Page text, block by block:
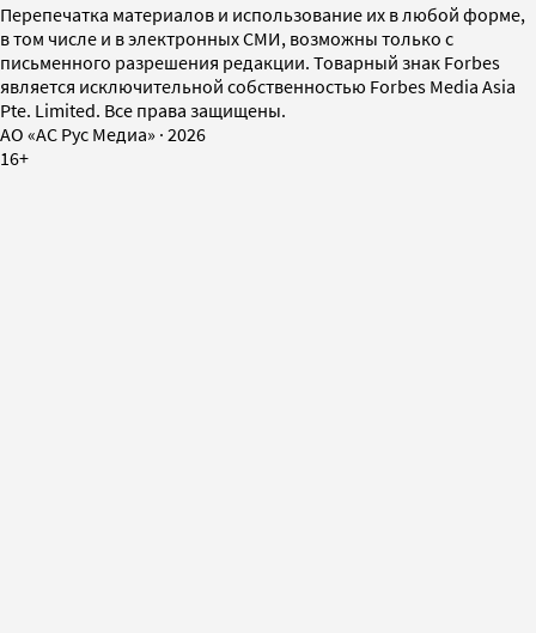
Перепечатка материалов и использование их в любой форме,
в том числе и в электронных СМИ, возможны только с
письменного разрешения редакции. Товарный знак Forbes
является исключительной собственностью Forbes Media Asia
Pte. Limited. Все права защищены.
AO «АС Рус Медиа» · 2026
16+